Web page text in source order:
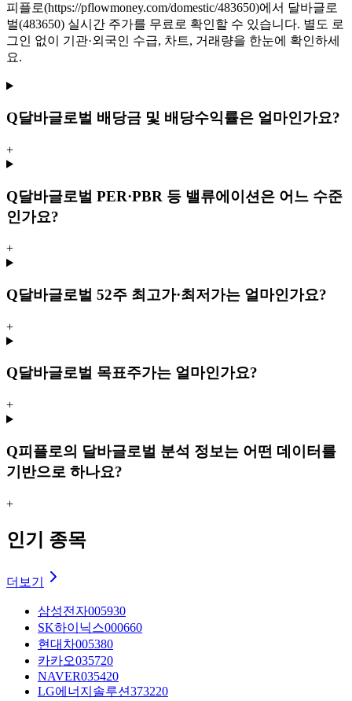
피플로(https://pflowmoney.com/domestic/483650)에서 달바글로
벌(483650) 실시간 주가를 무료로 확인할 수 있습니다. 별도 로
그인 없이 기관·외국인 수급, 차트, 거래량을 한눈에 확인하세
요.
Q달바글로벌 배당금 및 배당수익률은 얼마인가요?
+
Q달바글로벌 PER·PBR 등 밸류에이션은 어느 수준
인가요?
+
Q달바글로벌 52주 최고가·최저가는 얼마인가요?
+
Q달바글로벌 목표주가는 얼마인가요?
+
Q피플로의 달바글로벌 분석 정보는 어떤 데이터를
기반으로 하나요?
+
인기 종목
더보기
삼성전자005930
SK하이닉스000660
현대차005380
카카오035720
NAVER035420
LG에너지솔루션373220